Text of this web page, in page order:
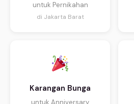
untuk Pernikahan
di Jakarta Barat
Karangan Bunga